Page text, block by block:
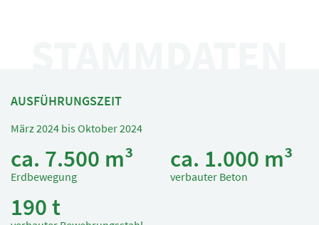
AUSFÜHRUNGSZEIT
März 2024 bis Oktober 2024
ca. 7.500 m³
Erdbewegung
ca. 1.000 m³
verbauter Beton
190 t